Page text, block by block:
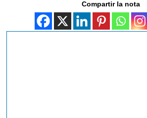
Compartir la nota